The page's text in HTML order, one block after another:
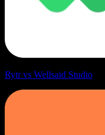
Rytr vs Wellsaid Studio